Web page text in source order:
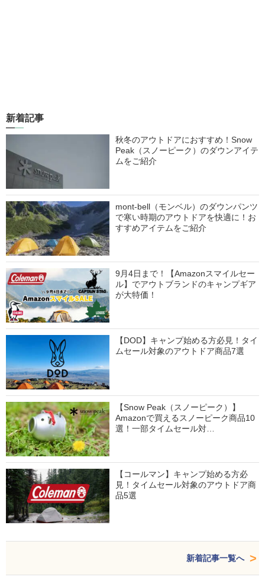
新着記事
秋冬のアウトドアにおすすめ！Snow
Peak（スノーピーク）のダウンアイテ
ムをご紹介
mont-bell（モンベル）のダウンパンツ
で寒い時期のアウトドアを快適に！お
すすめアイテムをご紹介
9月4日まで！【Amazonスマイルセー
ル】でアウトブランドのキャンプギア
が大特価！
【DOD】キャンプ始める方必見！タイ
ムセール対象のアウトドア商品7選
【Snow Peak（スノーピーク）】
Amazonで買えるスノーピーク商品10
選！一部タイムセール対…
【コールマン】キャンプ始める方必
見！タイムセール対象のアウトドア商
品5選
新着記事一覧へ